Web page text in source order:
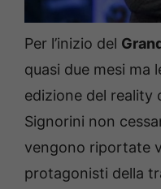
Per l’inizio del
quasi due mesi ma
edizione del
Signorini non
vengono riportate
protagonisti della